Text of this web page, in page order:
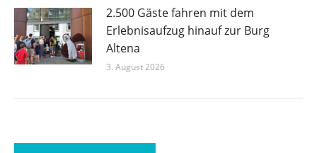
2.500 Gäste fahren mit dem
Erlebnisaufzug hinauf zur Burg
Altena
3. August 2026